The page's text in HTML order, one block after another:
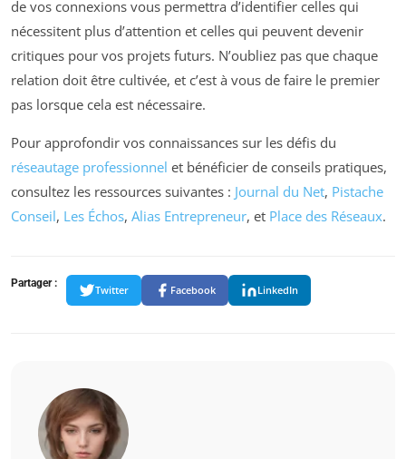
de vos connexions vous permettra d’identifier celles qui
nécessitent plus d’attention et celles qui peuvent devenir
critiques pour vos projets futurs. N’oubliez pas que chaque
relation doit être cultivée, et c’est à vous de faire le premier
pas lorsque cela est nécessaire.
Pour approfondir vos connaissances sur les défis du
réseautage professionnel et bénéficier de conseils pratiques,
consultez les ressources suivantes : Journal du Net, Pistache
Conseil, Les Échos, Alias Entrepreneur, et Place des Réseaux.
Partager :
Twitter Facebook LinkedIn